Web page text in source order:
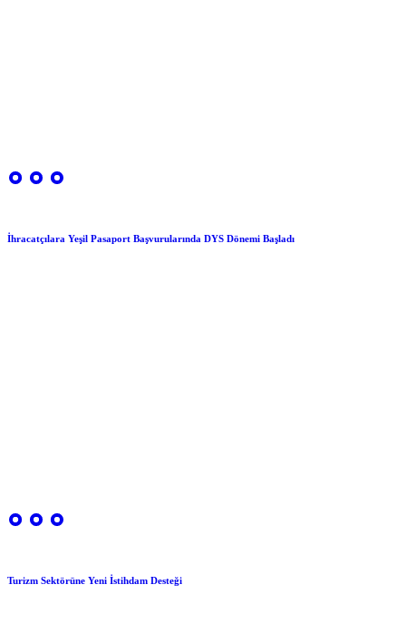
İhracatçılara Yeşil Pasaport Başvurularında DYS Dönemi Başladı
Turizm Sektörüne Yeni İstihdam Desteği